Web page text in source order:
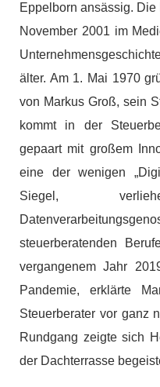
Eppelborn ansässig.
November 2001 im
älter. Am 1. Mai 1970
von Markus Groß, sein
kommt in der
gepaart mit großem
eine der wenigen
Siegel,
steuerberatenden
vergangenem Jahr
Pandemie, erklärte
Steuerberater vor ganz
Rundgang zeigte sich
der Dachterrasse